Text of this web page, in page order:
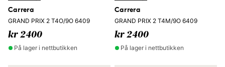
Carrera
GRAND PRIX 2 T4O/9O 6409
kr 2400
På lager i nettbutikken
Carrera
GRAND PRIX 2 T4M/9O 6409
kr 2400
På lager i nettbutikken